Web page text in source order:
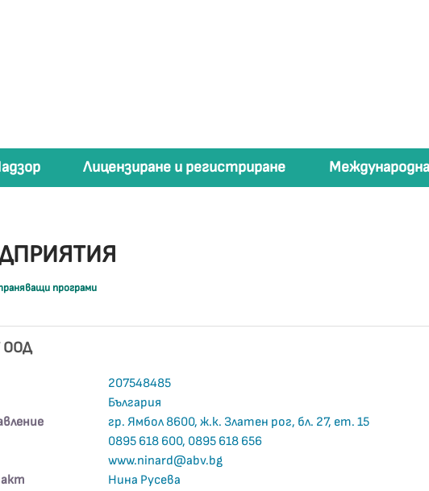
Лицензиране и регистриране
програми
ООД
207548485
България
гр. Ямбол 8600, ж.к. Златен рог, бл. 27, ет. 15
0895 618 600, 0895 618 656
www.ninard@abv.bg
Нина Русева